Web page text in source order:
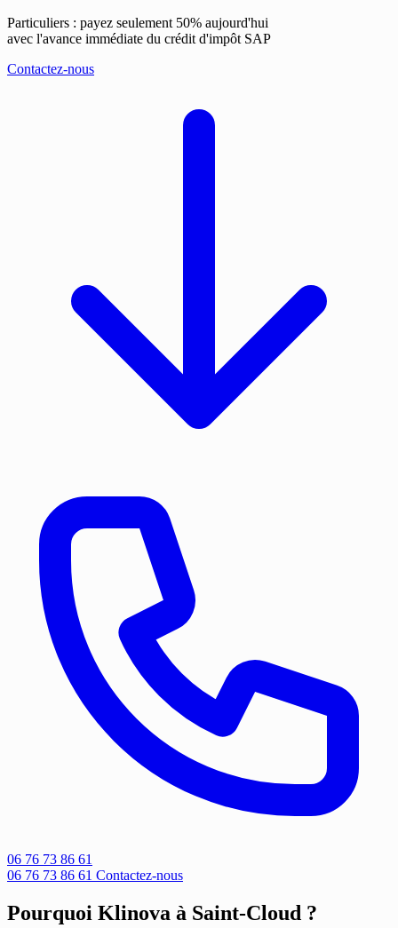
Particuliers : payez seulement 50% aujourd'hui
avec l'avance immédiate du crédit d'impôt SAP
Contactez-nous
06 76 73 86 61
06 76 73 86 61 Contactez-nous
Pourquoi Klinova à Saint-Cloud ?